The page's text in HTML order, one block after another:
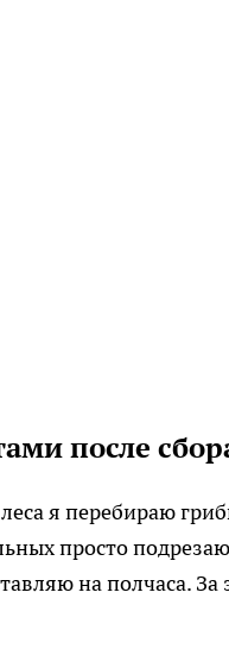
после
я перебираю
просто
на полчаса.